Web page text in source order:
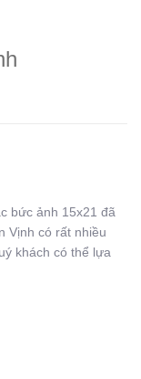
bức ảnh 15x21 đã
Vịnh có rất nhiều
khách có thể lựa